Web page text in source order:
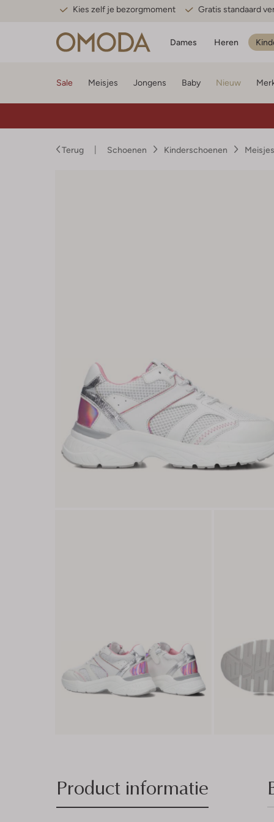
Kies zelf je bezorgmoment Gratis standaard
Dames Heren
Sale Meisjes Jongens Baby Nieuw
Terug Schoenen Kinderschoenen Meisjes
Product informatie